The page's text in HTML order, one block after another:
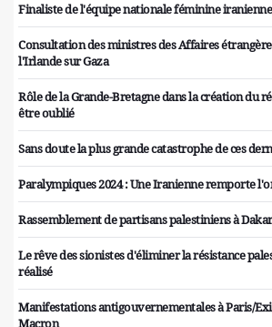
Finaliste de l'équipe nationale féminine
Consultation des ministres des Affaires
l'Irlande sur Gaza
Rôle de la Grande-Bretagne dans la création du
être oublié
Sans doute la plus grande catastrophe de ces
Paralympiques 2024 : Une Iranienne remporte
Rassemblement de partisans palestiniens à Dakar
Le rêve des sionistes d'éliminer la résistance
réalisé
Manifestations antigouvernementales à Paris/
Macron